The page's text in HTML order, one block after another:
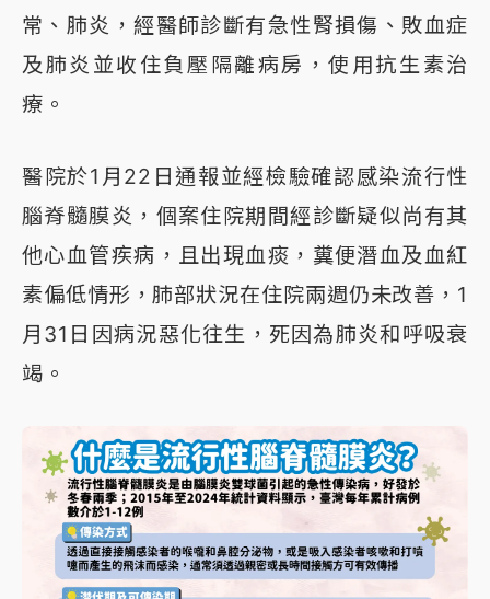
常、肺炎，經醫師診斷有急性腎損傷、敗血症
及肺炎並收住負壓隔離病房，使用抗生素治
療。
醫院於1月22日通報並經檢驗確認感染流行性
腦脊髓膜炎，個案住院期間經診斷疑似尚有其
他心血管疾病，且出現血痰，糞便潛血及血紅
素偏低情形，肺部狀況在住院兩週仍未改善，1
月31日因病況惡化往生，死因為肺炎和呼吸衰
竭。